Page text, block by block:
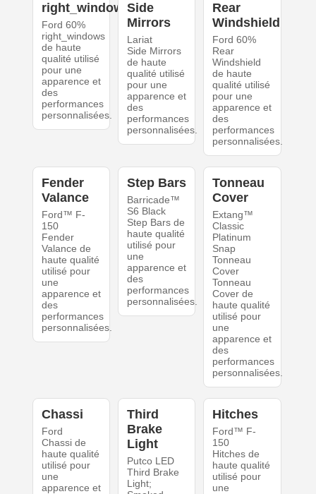
right_windows
Ford 60%
right_windows
de haute
qualité utilisé
pour une
apparence et
des
performances
personnalisées.
Side
Mirrors
Lariat
Side Mirrors
de haute
qualité utilisé
pour une
apparence et
des
performances
personnalisées.
Rear
Windshield
Ford 60%
Rear
Windshield
de haute
qualité utilisé
pour une
apparence et
des
performances
personnalisées.
Fender
Valance
Ford™ F-
150
Fender
Valance de
haute qualité
utilisé pour
une
apparence et
des
performances
personnalisées.
Step Bars
Barricade™
S6 Black
Step Bars de
haute qualité
utilisé pour
une
apparence et
des
performances
personnalisées.
Tonneau
Cover
Extang™
Classic
Platinum
Snap
Tonneau
Cover
Tonneau
Cover de
haute qualité
utilisé pour
une
apparence et
des
performances
personnalisées.
Chassi
Ford
Chassi de
haute qualité
utilisé pour
une
apparence et
Third
Brake
Light
Putco LED
Third Brake
Light;
Hitches
Ford™ F-
150
Hitches de
haute qualité
utilisé pour
une